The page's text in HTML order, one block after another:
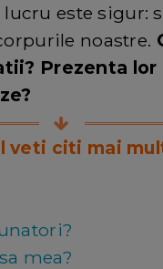
este sigur:
noastre.
Prezenta lor
veti citi mai
mea?